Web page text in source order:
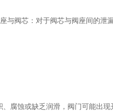
阀芯：对于阀芯与阀座间的泄漏
蚀或缺乏润滑，阀门可能出现